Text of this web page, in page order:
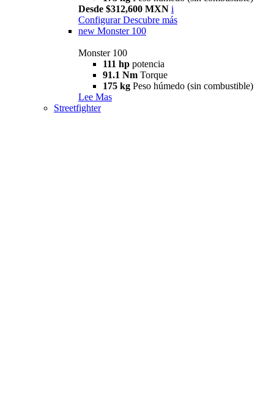
Desde $312,600 MXN i
Configurar Descubre más
new Monster 100
Monster 100
111 hp potencia
91.1 Nm Torque
175 kg Peso húmedo (sin combustible)
Lee Mas
Streetfighter